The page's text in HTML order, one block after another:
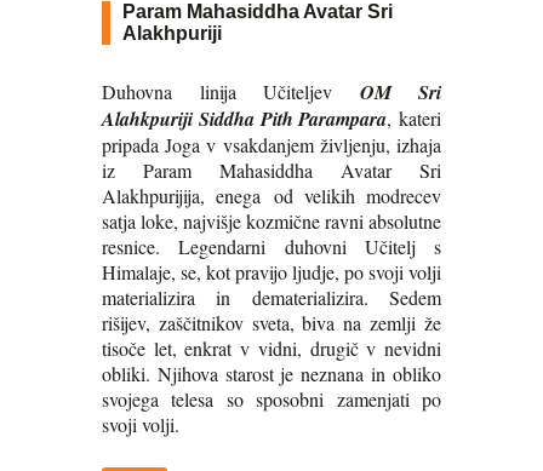
Param Mahasiddha Avatar Sri
Alakhpuriji
Duhovna linija Učiteljev OM Sri
Alahkpuriji Siddha Pith Parampara, kateri
pripada Joga v vsakdanjem življenju, izhaja
iz Param Mahasiddha Avatar Sri
Alakhpurijija, enega od velikih modrecev
satja loke, najvišje kozmične ravni absolutne
resnice. Legendarni duhovni Učitelj s
Himalaje, se, kot pravijo ljudje, po svoji volji
materializira in dematerializira. Sedem
rišijev, zaščitnikov sveta, biva na zemlji že
tisoče let, enkrat v vidni, drugič v nevidni
obliki. Njihova starost je neznana in obliko
svojega telesa so sposobni zamenjati po
svoji volji.